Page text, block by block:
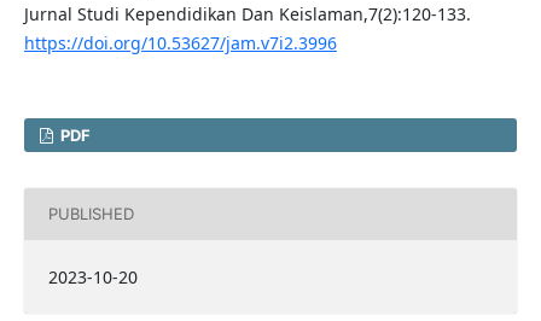
Jurnal Studi Kependidikan Dan Keislaman,7(2):120-133.
https://doi.org/10.53627/jam.v7i2.3996
PDF
PUBLISHED
2023-10-20